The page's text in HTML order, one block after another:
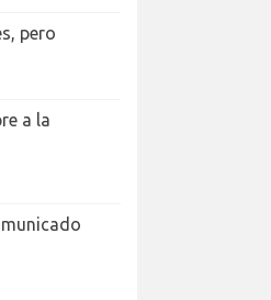
pero
a la